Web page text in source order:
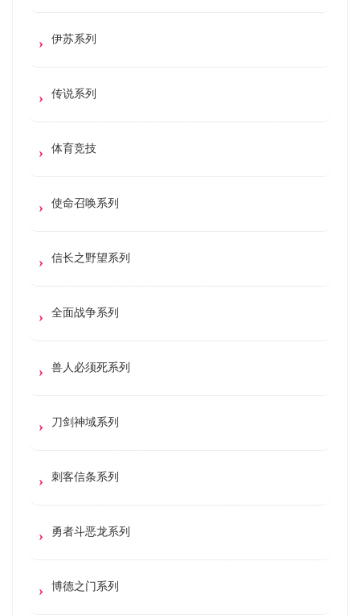
伊苏系列
传说系列
体育竞技
使命召唤系列
信长之野望系列
全面战争系列
兽人必须死系列
刀剑神域系列
刺客信条系列
勇者斗恶龙系列
博德之门系列